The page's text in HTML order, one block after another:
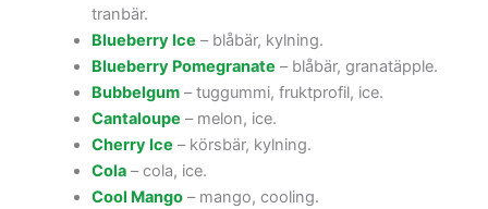
tranbär.
Blueberry Ice – blåbär, kylning.
Blueberry Pomegranate – blåbär, granatäpple.
Bubbelgum– tuggummi, fruktprofil, ice.
Cantaloupe – melon, ice.
Cherry Ice – körsbär, kylning.
Cola– cola, ice.
Cool Mango– mango, cooling.